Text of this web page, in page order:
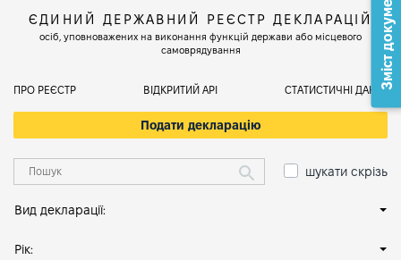
ЄДИНИЙ ДЕРЖАВНИЙ РЕЄСТР ДЕКЛАРАЦІЙ
осіб, уповноважених на виконання функцій держави або місцевого
самоврядування
ПРО РЕЄСТР ВІДКРИТИЙ АРІ СТАТИСТИЧНІ ДАНІ
Подати декларацію
шукати скрізь
Вид декларації:
Рік:
Зміст документа